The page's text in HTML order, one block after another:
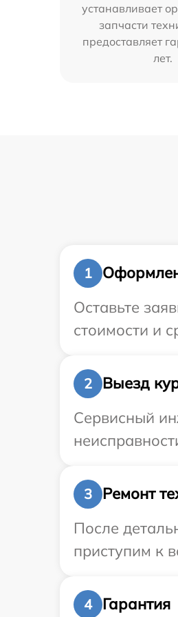
устанавливает
запчасти
предоставляет
лет.
1
Оставьте
стоимости и
2
Выезд
Сервисный
3
Ремонт
После
приступим к
4
Гарантия